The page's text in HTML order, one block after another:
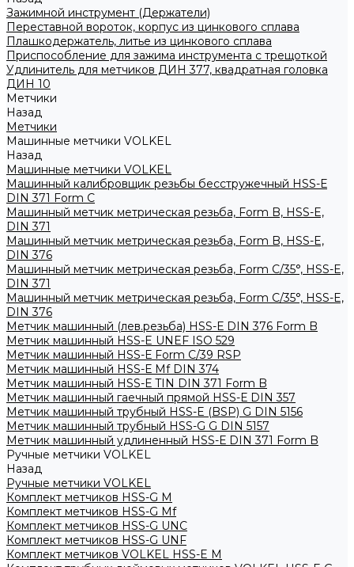
Зажимной инструмент (Держатели)
Переставной вороток, корпус из цинкового сплава
Плашкодержатель, литье из цинкового сплава
Приспособление для зажима инструмента с трещоткой
Удлинитель для метчиков ДИН 377, квадратная головка
ДИН 10
Метчики
Назад
Метчики
Машинные метчики VOLKEL
Назад
Машинные метчики VOLKEL
Машинный калибровщик резьбы бесстружечный HSS-Е
DIN 371 Form C
Машинный метчик метрическая резьба, Form B, HSS-E,
DIN 371
Машинный метчик метрическая резьба, Form B, HSS-E,
DIN 376
Машинный метчик метрическая резьба, Form С/35°, HSS-E,
DIN 371
Машинный метчик метрическая резьба, Form С/35°, HSS-E,
DIN 376
Метчик машинный (лев.резьба) HSS-Е DIN 376 Form B
Метчик машинный HSS-E UNEF ISO 529
Метчик машинный HSS-Е Form C/39 RSP
Метчик машинный HSS-Е Mf DIN 374
Метчик машинный HSS-Е TIN DIN 371 Form B
Метчик машинный гаечный прямой HSS-Е DIN 357
Метчик машинный трубный HSS-E (BSP) G DIN 5156
Метчик машинный трубный HSS-G G DIN 5157
Метчик машинный удлиненный HSS-Е DIN 371 Form B
Ручные метчики VOLKEL
Назад
Ручные метчики VOLKEL
Комплект метчиков HSS-G M
Комплект метчиков HSS-G Mf
Комплект метчиков HSS-G UNC
Комплект метчиков HSS-G UNF
Комплект метчиков VOLKEL HSS-E M